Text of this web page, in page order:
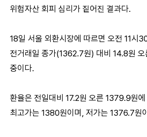
위험자산 회피 심리가 짙어진 결과다.
18일 서울 외환시장에 따르면 오전 11시
전거래일 종가(1362.7원) 대비 14.8원 오
중이다.
환율은 전일대비 17.2원 오른 1379.9원
최고가는 1380원이며, 저가는 1376.7원